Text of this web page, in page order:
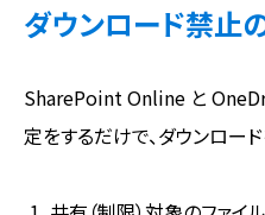
ダウンロード禁止
SharePoint Online と
定をするだけで、ダウンロー